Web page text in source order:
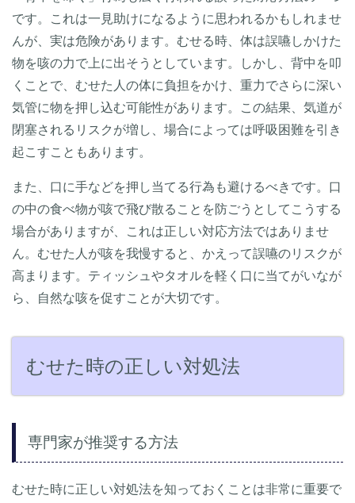
です。これは一見助けになるように思われるかもしれませ
んが、実は危険があります。むせる時、体は誤嚥しかけた
物を咳の力で上に出そうとしています。しかし、背中を叩
くことで、むせた人の体に負担をかけ、重力でさらに深い
気管に物を押し込む可能性があります。この結果、気道が
閉塞されるリスクが増し、場合によっては呼吸困難を引き
起こすこともあります。
また、口に手などを押し当てる行為も避けるべきです。口
の中の食べ物が咳で飛び散ることを防ごうとしてこうする
場合がありますが、これは正しい対応方法ではありませ
ん。むせた人が咳を我慢すると、かえって誤嚥のリスクが
高まります。ティッシュやタオルを軽く口に当てがいなが
ら、自然な咳を促すことが大切です。
むせた時の正しい対処法
専門家が推奨する方法
むせた時に正しい対処法を知っておくことは非常に重要で